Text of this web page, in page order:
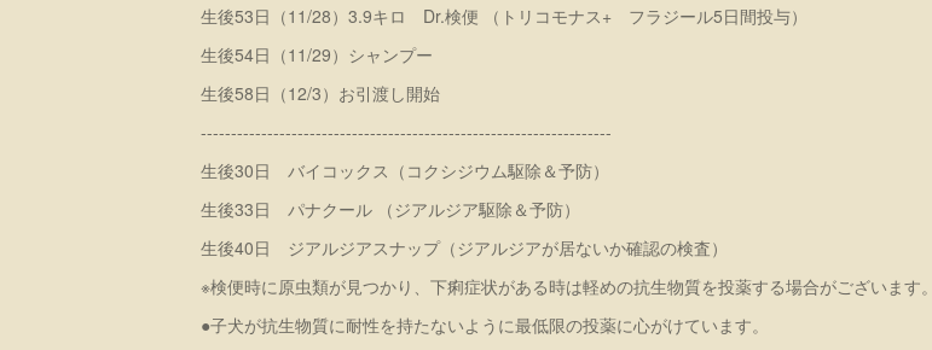
生後53日（11/28）3.9キロ Dr.検便 （トリコモナス+ フラジール5日間投与）
生後54日（11/29）シャンプー
生後58日（12/3）お引渡し開始
--------------------------------------------------------------------
生後30日 バイコックス（コクシジウム駆除＆予防）
生後33日 パナクール （ジアルジア駆除＆予防）
生後40日 ジアルジアスナップ（ジアルジアが居ないか確認の検査）
※検便時に原虫類が見つかり、下痢症状がある時は軽めの抗生物質を投薬する場合がございます。
●子犬が抗生物質に耐性を持たないように最低限の投薬に心がけています。